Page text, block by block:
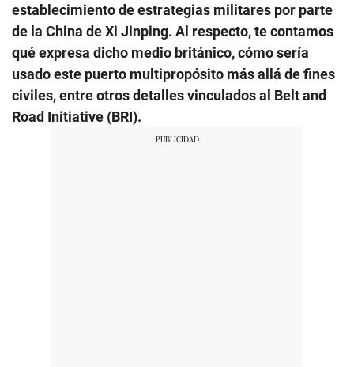
establecimiento de estrategias militares por parte
de la China de Xi Jinping. Al respecto, te contamos
qué expresa dicho medio británico, cómo sería
usado este puerto multipropósito más allá de fines
civiles, entre otros detalles vinculados al Belt and
Road Initiative (BRI).